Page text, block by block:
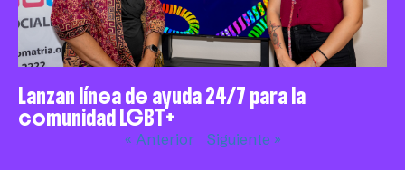
Lanzan línea de ayuda 24/7 para la
comunidad LGBT+
« Anterior Siguiente »